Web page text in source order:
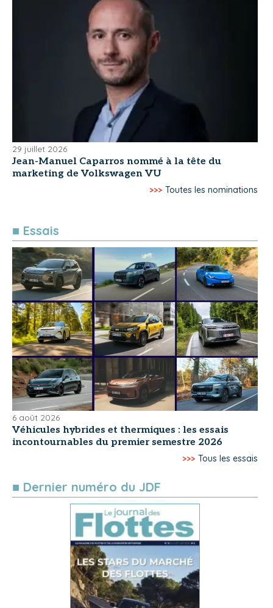
29 juillet 2026
Jean-Manuel Caparros nommé à la tête du
marketing de Volkswagen VU
>>> Toutes les nominations
■ Essais
6 août 2026
Véhicules hybrides et thermiques : les essais
incontournables du premier semestre 2026
>>> Tous les essais
■ Dernier numéro du JDF